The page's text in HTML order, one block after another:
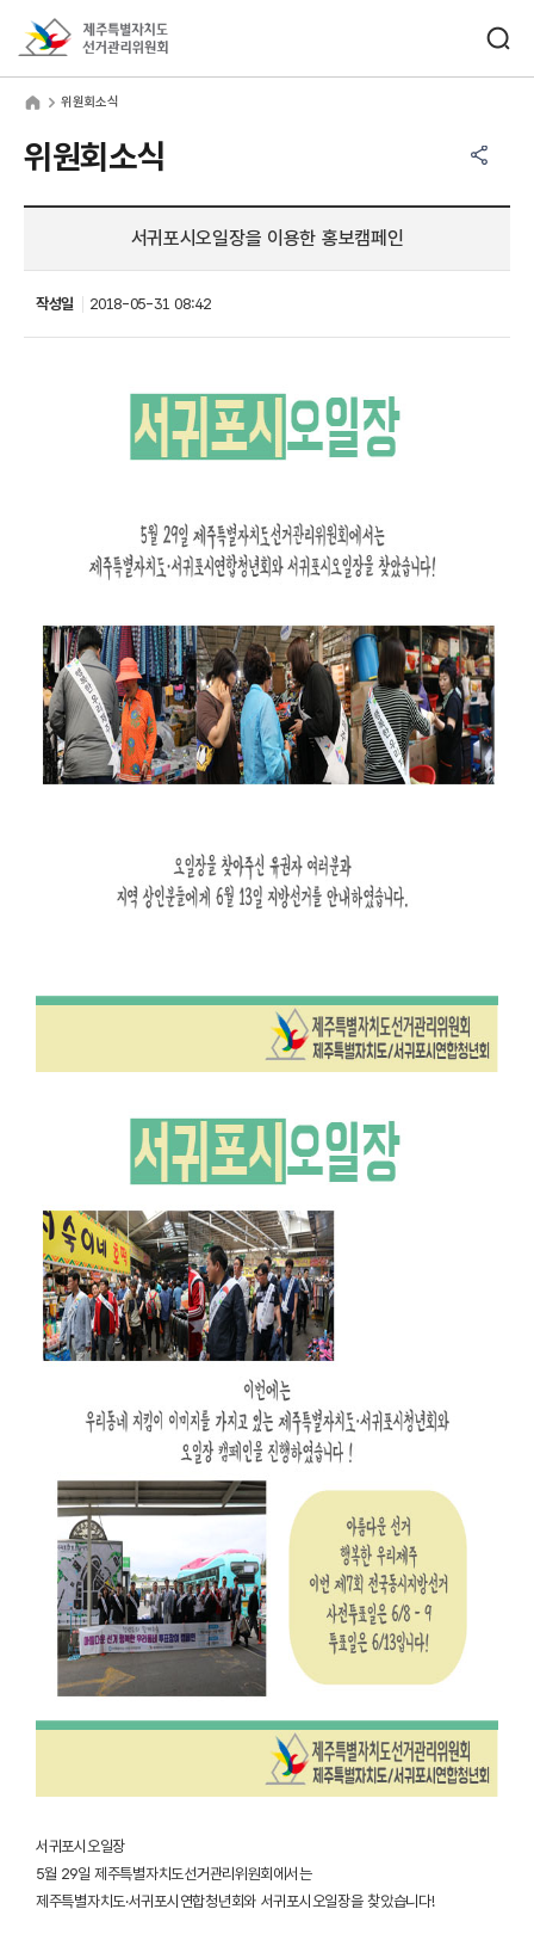
위원회소식
위원회소식
서귀포시오일장을 이용한 홍보캠페인
작성일 2018-05-31 08:42
서귀포시오일장
5월 29일 제주특별자치도선거관리위원회에서는
제주특별자치도·서귀포시연합청년회와 서귀포시오일장을 찾았습니다!